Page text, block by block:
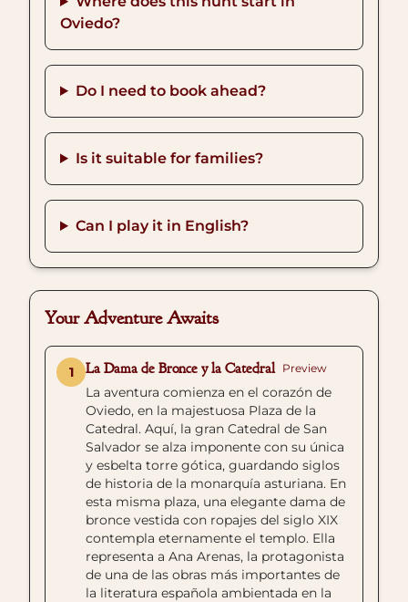
Oviedo?
Do I need to book ahead?
Is it suitable for families?
Can I play it in English?
Your Adventure Awaits
1 La Dama de Bronce y la Catedral Preview
La aventura comienza en el corazón de
Oviedo, en la majestuosa Plaza de la
Catedral. Aquí, la gran Catedral de San
Salvador se alza imponente con su única
y esbelta torre gótica, guardando siglos
de historia de la monarquía asturiana. En
esta misma plaza, una elegante dama de
bronce vestida con ropajes del siglo XIX
contempla eternamente el templo. Ella
representa a Ana Arenas, la protagonista
de una de las obras más importantes de
la literatura española ambientada en la